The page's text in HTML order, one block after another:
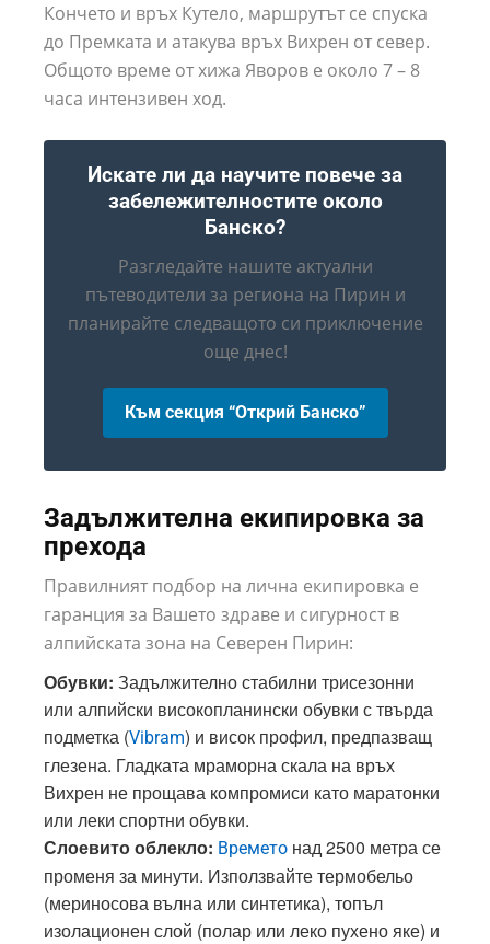
Кончето и връх Кутело, маршрутът се спуска
до Премката и атакува връх Вихрен от север.
Общото време от хижа Яворов е около 7 – 8
часа интензивен ход.
Искате ли да научите повече за
забележителностите около
Банско?
Разгледайте нашите актуални
пътеводители за региона на Пирин и
планирайте следващото си приключение
още днес!
Към секция “Открий Банско”
Задължителна екипировка за
прехода
Правилният подбор на лична екипировка е
гаранция за Вашето здраве и сигурност в
алпийската зона на Северен Пирин:
Обувки: Задължително стабилни трисезонни
или алпийски високопланински обувки с твърда
подметка (Vibram) и висок профил, предпазващ
глезена. Гладката мраморна скала на връх
Вихрен не прощава компромиси като маратонки
или леки спортни обувки.
Слоевито облекло: Времето над 2500 метра се
променя за минути. Използвайте термобельо
(мериносова вълна или синтетика), топъл
изолационен слой (полар или леко пухено яке) и